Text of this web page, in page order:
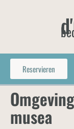
Reservieren
musea